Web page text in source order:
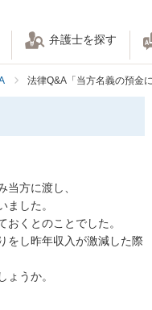
弁護士を探す
法律Q&A「当方名義の預金に
方に渡し、
ました。
くとのことでした。
をし昨年収入が激減した際
うか。